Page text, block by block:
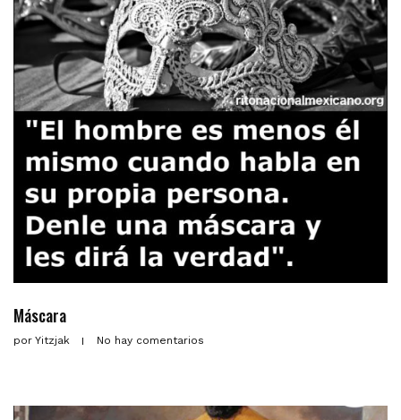
Máscara
por Yitzjak No hay comentarios